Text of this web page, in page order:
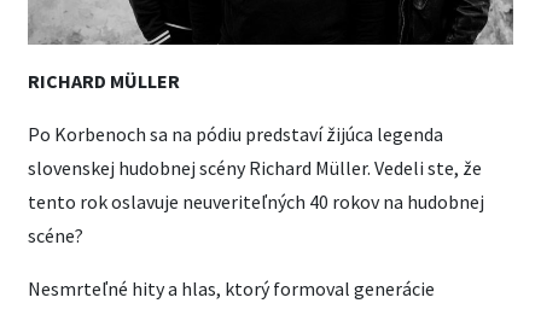
RICHARD MÜLLER
Po Korbenoch sa na pódiu predstaví žijúca legenda
slovenskej hudobnej scény Richard Müller. Vedeli ste, že
tento rok oslavuje neuveriteľných 40 rokov na hudobnej
scéne?
Nesmrteľné hity a hlas, ktorý formoval generácie